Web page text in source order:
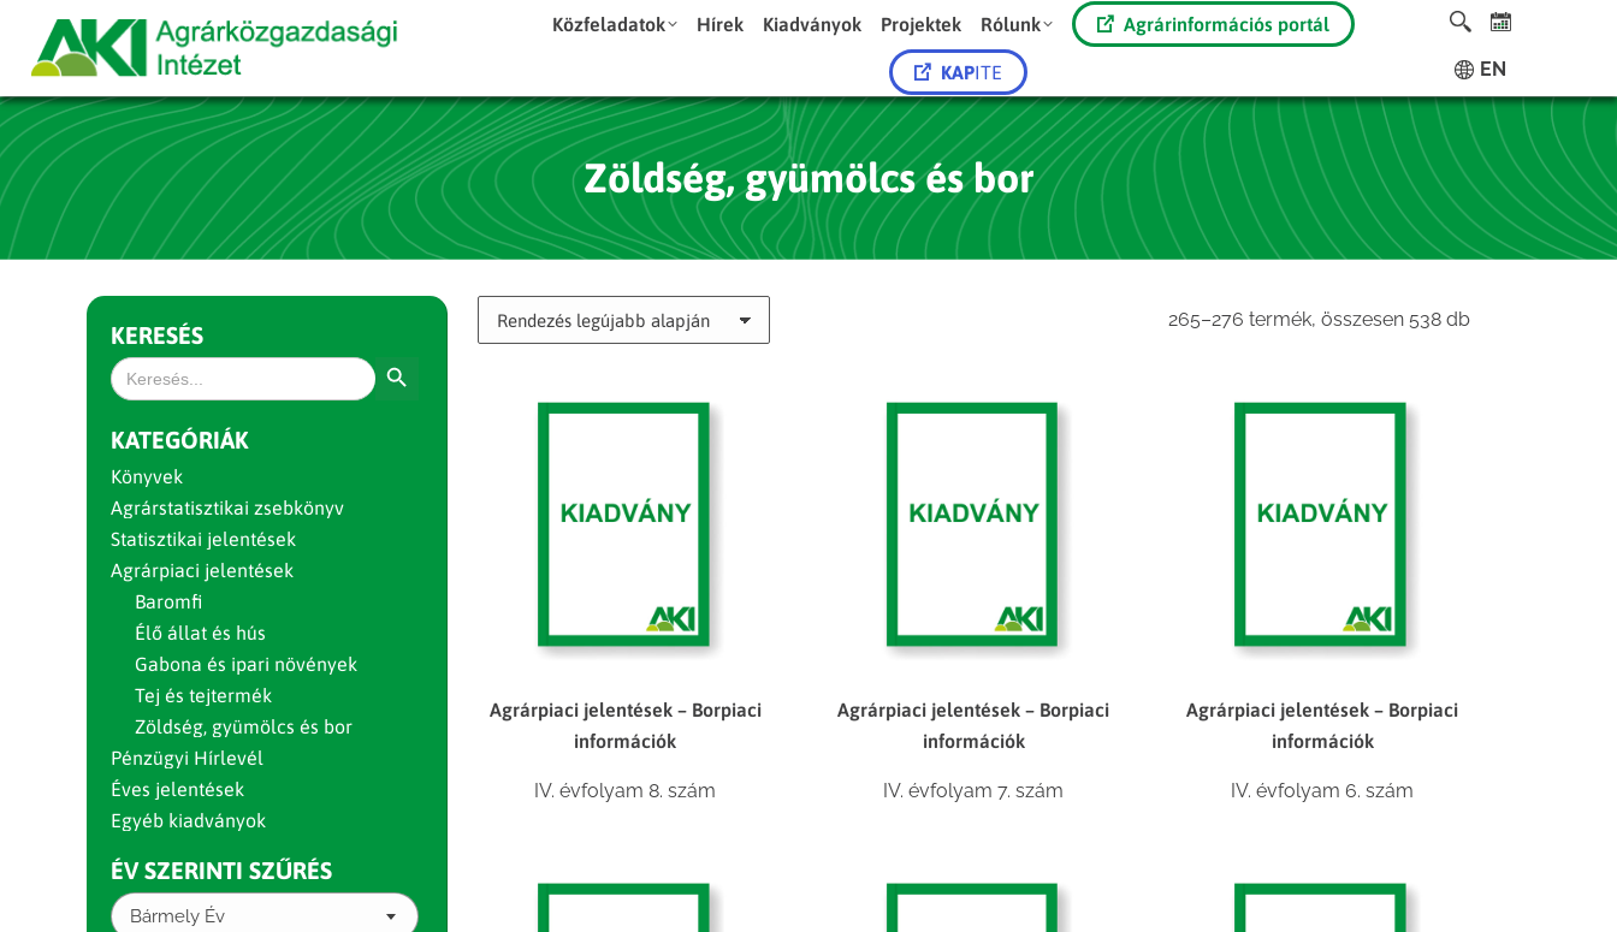
Közfeladatok Hírek Kiadványok Projektek Rólunk Agrárinformációs portál
KAPITE EN
Zöldség, gyümölcs és bor
265–276 termék, összesen 538 dbSorted
Agrárpiaci jelentések – Borpiaci
információk
IV. évfolyam 8. szám
Agrárpiaci jelentések – Borpiaci
információk
IV. évfolyam 7. szám
Agrárpiaci jelentések – Borpiaci
információk
IV. évfolyam 6. szám
KERESÉS
Search
for:
KATEGÓRIÁK
Könyvek
Agrárstatisztikai zsebkönyv
Statisztikai jelentések
Agrárpiaci jelentések
Baromfi
Élő állat és hús
Gabona és ipari növények
Tej és tejtermék
Zöldség, gyümölcs és bor
Pénzügyi Hírlevél
Éves jelentések
Egyéb kiadványok
ÉV SZERINTI SZŰRÉS
Bármely Év